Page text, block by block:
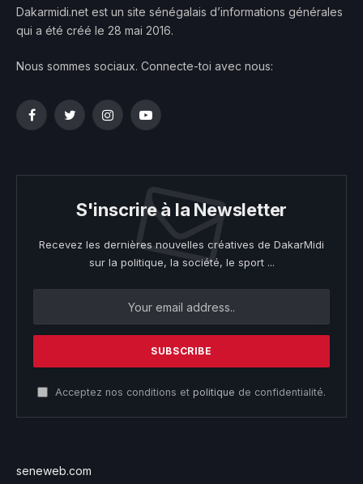
Dakarmidi.net est un site sénégalais d’informations générales
qui a été créé le 28 mai 2016.
Nous sommes sociaux. Connecte-toi avec nous:
FacebookTwitterInstagramYouTube
S'inscrire à la Newsletter
Recevez les dernières nouvelles créatives de DakarMidi
sur la politique, la société, le sport ...
Acceptez nos conditions et politique de confidentialité.
seneweb.com